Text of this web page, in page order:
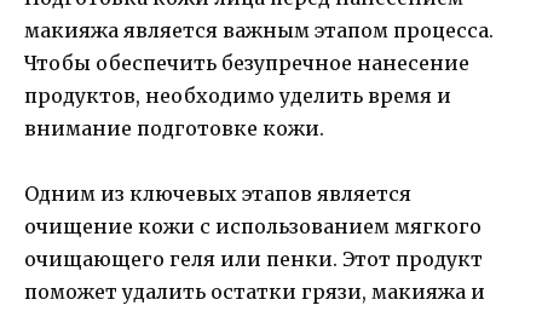
макияжа является важным этапом процесса.
Чтобы обеспечить безупречное нанесение
продуктов, необходимо уделить время и
внимание подготовке кожи.
Одним из ключевых этапов является
очищение кожи с использованием мягкого
очищающего геля или пенки. Этот продукт
поможет удалить остатки грязи, макияжа и